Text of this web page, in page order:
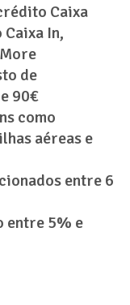
Caixa
In,
de
90€
como
aéreas e
entre 6
entre 5% e